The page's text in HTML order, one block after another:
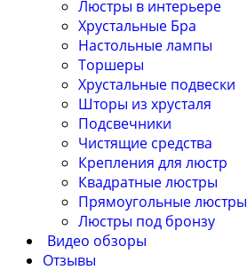
Люстры в интерьере
Хрустальные Бра
Настольные лампы
Торшеры
Хрустальные подвески
Шторы из хрусталя
Подсвечники
Чистящие средства
Крепления для люстр
Квадратные люстры
Прямоугольные люстры
Люстры под бронзу
Видео обзоры
Отзывы